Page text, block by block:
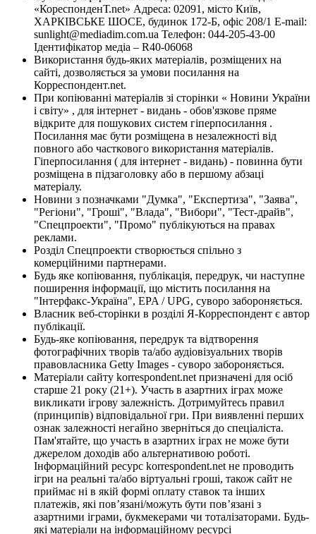
«КореспонденТ.net» Адреса: 02091, місто Київ,
ХАРКІВСЬКЕ ШОСЕ, будинок 172-Б, офіс 208/1 E-mail:
sunlight@mediadim.com.ua Телефон: 044-205-43-00
Ідентифікатор медіа – R40-06068
Використання будь-яких матеріалів, розміщених на
сайті, дозволяється за умови посилання на
Корреспондент.net.
При копіюванні матеріалів зі сторінки « Новини України
і світу» , для інтернет - видань - обов'язкове пряме
відкрите для пошукових систем гіперпосилання .
Посилання має бути розміщена в незалежності від
повного або часткового використання матеріалів.
Гіперпосилання ( для інтернет - видань) - повинна бути
розміщена в підзаголовку або в першому абзаці
матеріалу.
Новини з позначками "Думка", "Експертиза", "Заява",
"Регіони", "Гроші", "Влада", "Вибори", "Тест-драйв",
"Спецпроекти", "Промо" публікуються на правах
реклами.
Розділ Спецпроекти створюється спільно з
комерційними партнерами.
Будь яке копіювання, публікація, передрук, чи наступне
поширення інформації, що містить посилання на
"Інтерфакс-Україна", EPA / UPG, суворо забороняється.
Власник веб-сторінки в розділі Я-Корреспондент є автор
публікації.
Будь-яке копіювання, передрук та відтворення
фотографічних творів та/або аудіовізуальних творів
правовласника Getty Images - суворо забороняється.
Матеріали сайту korrespondent.net призначені для осіб
старше 21 року (21+). Участь в азартних іграх може
викликати ігрову залежність. Дотримуйтесь правил
(принципів) відповідальної гри. При виявленні перших
ознак залежності негайно зверніться до спеціаліста.
Пам'ятайте, що участь в азартних іграх не може бути
джерелом доходів або альтернативою роботі.
Інформаційний ресурс korrespondent.net не проводить
ігри на реальні та/або віртуальні гроші, також сайт не
приймає ні в якій формі оплату ставок та інших
платежів, які пов’язані/можуть бути пов’язані з
азартними іграми, букмекерами чи тоталізаторами. Будь-
які матеріали на інформаційному ресурсі